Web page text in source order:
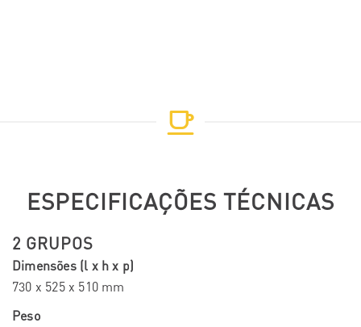
ESPECIFICAÇÕES TÉCNICAS
2 GRUPOS
Dimensões (l x h x p)
730 x 525 x 510 mm
Peso